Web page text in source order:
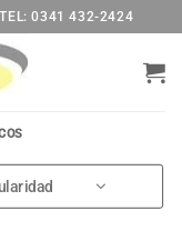
0341 432-2424